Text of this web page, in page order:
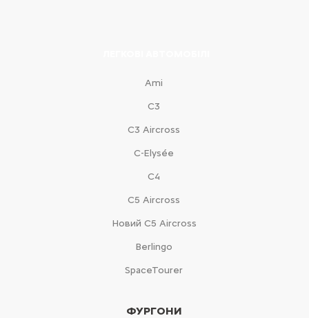
Ami
С3
С3 Aircross
C-Elysée
С4
С5 Aircross
Новий С5 Aircross
Berlingo
SpaceTourer
ФУРГОНИ